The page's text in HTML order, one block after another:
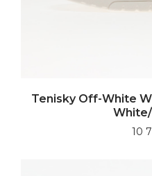
Tenisky Off-White
10